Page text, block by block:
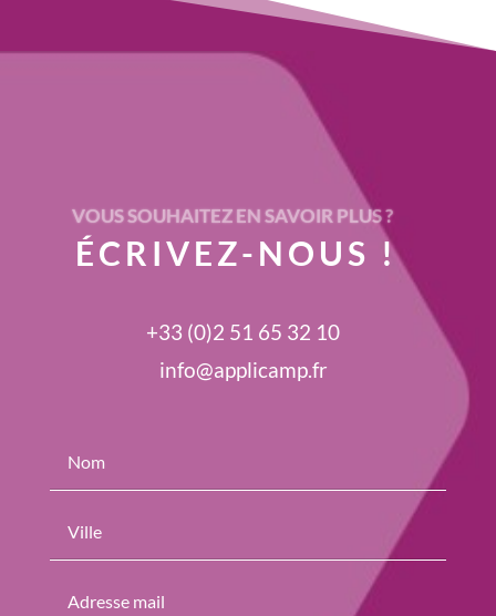
VOUS SOUHAITEZ EN SAVOIR PLUS ?
ÉCRIVEZ-NOUS !
+33 (0)2 51 65 32 10
info@applicamp.fr